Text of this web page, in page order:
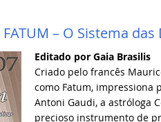
FATUM – O Sistema
Editado por Gaia Brasilis
Criado pelo francês
como Fatum, impressiona
Antoni Gaudi, a astróloga
precioso instrumento de